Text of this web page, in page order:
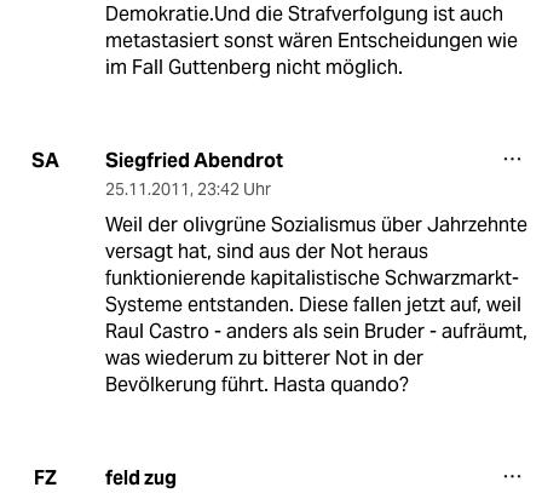
Demokratie.Und die Strafverfolgung ist auch
metastasiert sonst wären Entscheidungen wie
im Fall Guttenberg nicht möglich.
SA Siegfried Abendrot
25.11.2011, 23:42 Uhr
Weil der olivgrüne Sozialismus über Jahrzehnte
versagt hat, sind aus der Not heraus
funktionierende kapitalistische Schwarzmarkt-
Systeme entstanden. Diese fallen jetzt auf, weil
Raul Castro - anders als sein Bruder - aufräumt,
was wiederum zu bitterer Not in der
Bevölkerung führt. Hasta quando?
FZ feld zug